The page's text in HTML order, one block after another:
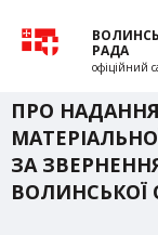
РАДА
офіційний
ПРО
ЗА
ВОЛИНСЬКОЇ